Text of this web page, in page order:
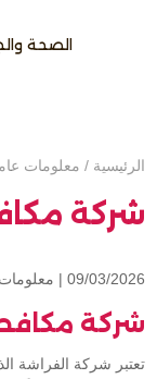
الصحة
الرئيسية / معلومات
شركة
09/03/2026 |
شركة
تعتبر شركة الفراشة